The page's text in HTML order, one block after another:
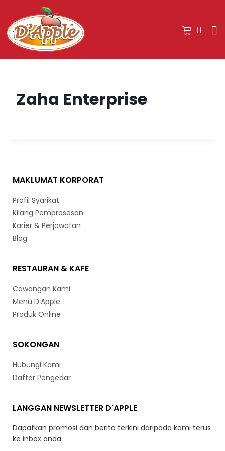
Zaha Enterprise
MAKLUMAT KORPORAT
Profil Syarikat
Kilang Pemprosesan
Karier & Perjawatan
Blog
RESTAURAN & KAFE
Cawangan Kami
Menu D’Apple
Produk Online
SOKONGAN
Hubungi Kami
Daftar Pengedar
LANGGAN NEWSLETTER D'APPLE
Dapatkan promosi dan berita terkini daripada kami terus
ke inbox anda